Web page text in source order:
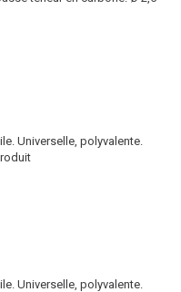
Universelle, polyvalente.
Universelle, polyvalente.